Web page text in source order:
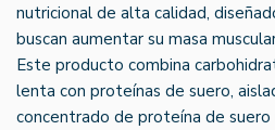
nutricional de alta calidad,
buscan aumentar su masa
Este producto combina
lenta con proteínas de suero,
concentrado de proteína de